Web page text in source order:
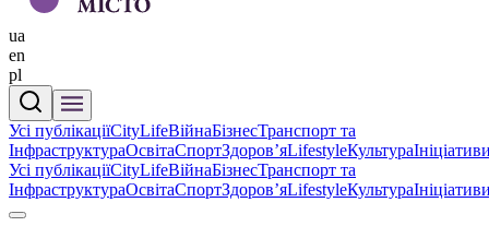
ua
en
pl
Усі публікаціїCityLifeВійнаБізнесТранспорт та
ІнфраструктураОсвітаСпортЗдоровʼяLifestyleКультура
Усі публікаціїCityLifeВійнаБізнесТранспорт та
ІнфраструктураОсвітаСпортЗдоровʼяLifestyleКультура